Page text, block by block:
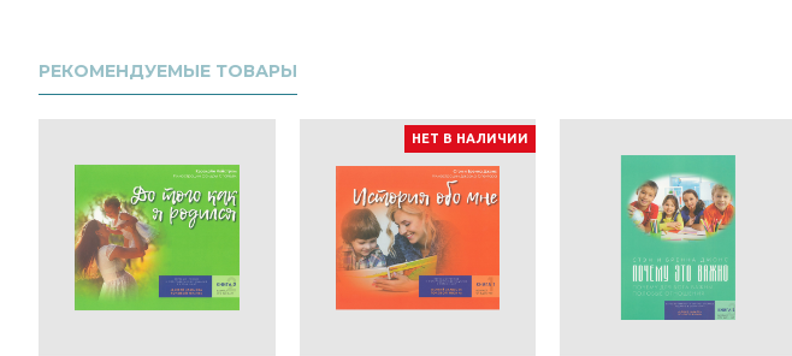
РЕКОМЕНДУЕМЫЕ ТОВАРЫ
НЕТ В НАЛИЧИИ